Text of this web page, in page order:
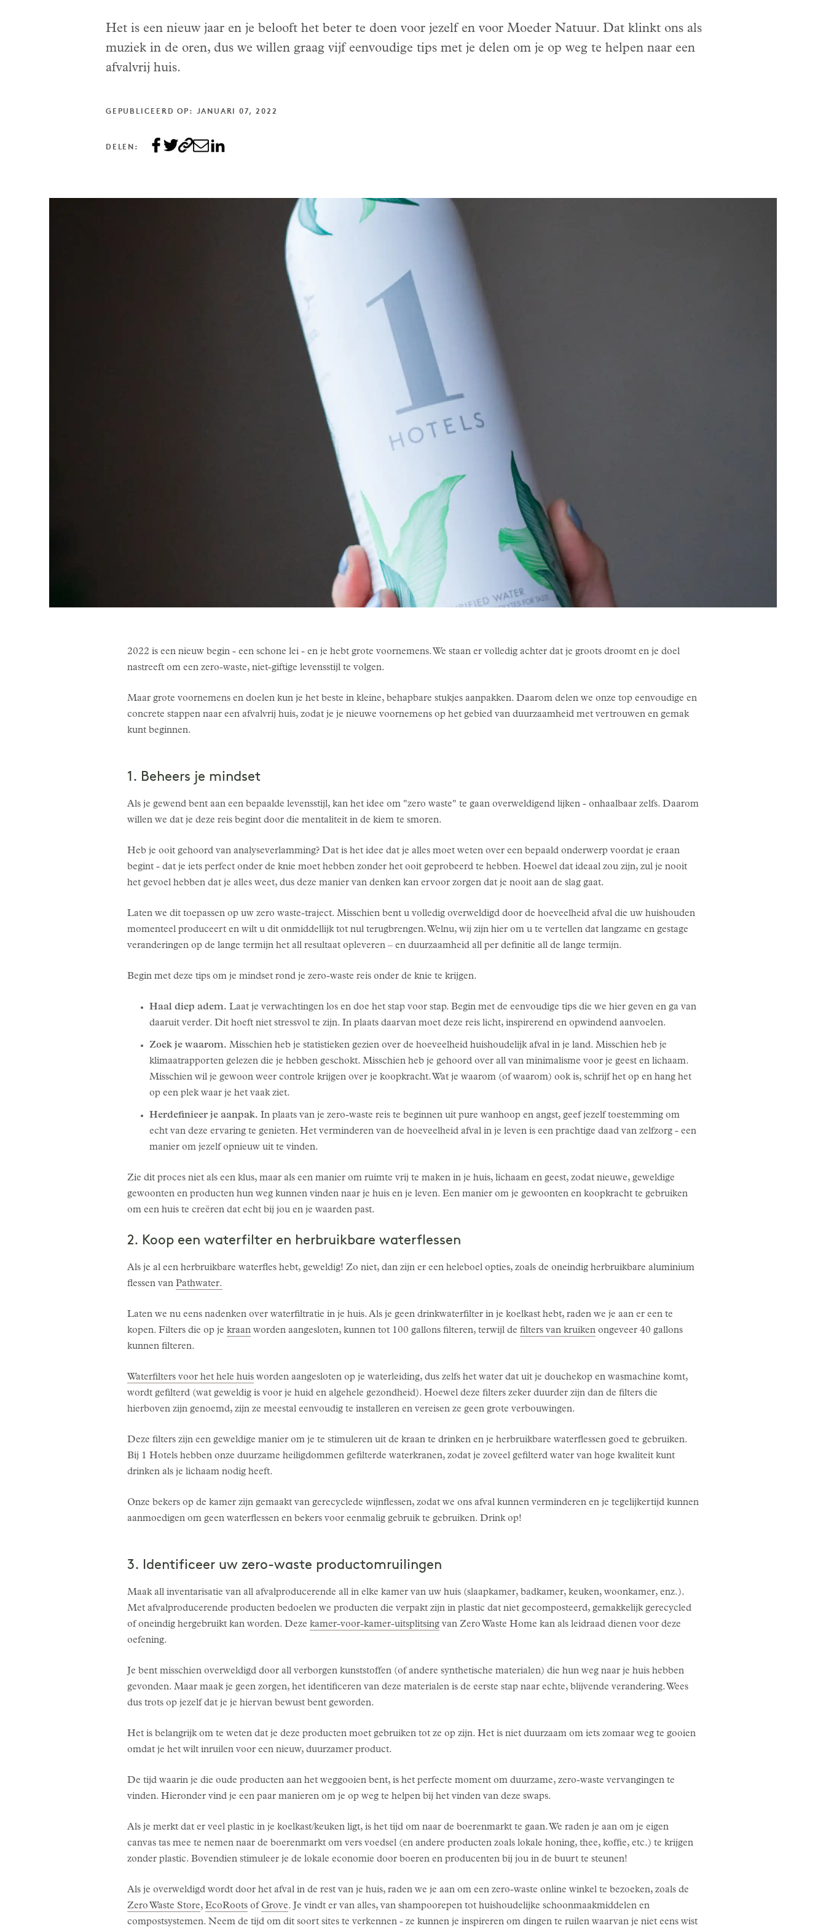
Het is een nieuw jaar en je belooft het beter te doen voor jezelf en voor Moeder Natuur. Dat klinkt ons als
muziek in de oren, dus we willen graag vijf eenvoudige tips met je delen om je op weg te helpen naar een
afvalvrij huis.
GEPUBLICEERD OP: JANUARI 07, 2022
DELEN:
2022 is een nieuw begin - een schone lei - en je hebt grote voornemens. We staan er volledig achter dat je groots droomt en je doel
nastreeft om een zero-waste, niet-giftige levensstijl te volgen.
Maar grote voornemens en doelen kun je het beste in kleine, behapbare stukjes aanpakken. Daarom delen we onze top eenvoudige en
concrete stappen naar een afvalvrij huis, zodat je je nieuwe voornemens op het gebied van duurzaamheid met vertrouwen en gemak
kunt beginnen.
1. Beheers je mindset
Als je gewend bent aan een bepaalde levensstijl, kan het idee om "zero waste" te gaan overweldigend lijken - onhaalbaar zelfs. Daarom
willen we dat je deze reis begint door die mentaliteit in de kiem te smoren.
Heb je ooit gehoord van analyseverlamming? Dat is het idee dat je alles moet weten over een bepaald onderwerp voordat je eraan
begint - dat je iets perfect onder de knie moet hebben zonder het ooit geprobeerd te hebben. Hoewel dat ideaal zou zijn, zul je nooit
het gevoel hebben dat je alles weet, dus deze manier van denken kan ervoor zorgen dat je nooit aan de slag gaat.
Laten we dit toepassen op uw zero waste-traject. Misschien bent u volledig overweldigd door de hoeveelheid afval die uw huishouden
momenteel produceert en wilt u dit onmiddellijk tot nul terugbrengen. Welnu, wij zijn hier om u te vertellen dat langzame en gestage
veranderingen op de lange termijn het all resultaat opleveren – en duurzaamheid all per definitie all de lange termijn.
Begin met deze tips om je mindset rond je zero-waste reis onder de knie te krijgen.
Haal diep adem. Laat je verwachtingen los en doe het stap voor stap. Begin met de eenvoudige tips die we hier geven en ga van
daaruit verder. Dit hoeft niet stressvol te zijn. In plaats daarvan moet deze reis licht, inspirerend en opwindend aanvoelen.
Zoek je waarom. Misschien heb je statistieken gezien over de hoeveelheid huishoudelijk afval in je land. Misschien heb je
klimaatrapporten gelezen die je hebben geschokt. Misschien heb je gehoord over all van minimalisme voor je geest en lichaam.
Misschien wil je gewoon weer controle krijgen over je koopkracht. Wat je waarom (of waarom) ook is, schrijf het op en hang het
op een plek waar je het vaak ziet.
Herdefinieer je aanpak. In plaats van je zero-waste reis te beginnen uit pure wanhoop en angst, geef jezelf toestemming om
echt van deze ervaring te genieten. Het verminderen van de hoeveelheid afval in je leven is een prachtige daad van zelfzorg - een
manier om jezelf opnieuw uit te vinden.
Zie dit proces niet als een klus, maar als een manier om ruimte vrij te maken in je huis, lichaam en geest, zodat nieuwe, geweldige
gewoonten en producten hun weg kunnen vinden naar je huis en je leven. Een manier om je gewoonten en koopkracht te gebruiken
om een huis te creëren dat echt bij jou en je waarden past.
2. Koop een waterfilter en herbruikbare waterflessen
Als je al een herbruikbare waterfles hebt, geweldig! Zo niet, dan zijn er een heleboel opties, zoals de oneindig herbruikbare aluminium
flessen van Pathwater.
Laten we nu eens nadenken over waterfiltratie in je huis. Als je geen drinkwaterfilter in je koelkast hebt, raden we je aan er een te
kopen. Filters die op je kraan worden aangesloten, kunnen tot 100 gallons filteren, terwijl de filters van kruiken ongeveer 40 gallons
kunnen filteren.
Waterfilters voor het hele huis worden aangesloten op je waterleiding, dus zelfs het water dat uit je douchekop en wasmachine komt,
wordt gefilterd (wat geweldig is voor je huid en algehele gezondheid). Hoewel deze filters zeker duurder zijn dan de filters die
hierboven zijn genoemd, zijn ze meestal eenvoudig te installeren en vereisen ze geen grote verbouwingen.
Deze filters zijn een geweldige manier om je te stimuleren uit de kraan te drinken en je herbruikbare waterflessen goed te gebruiken.
Bij 1 Hotels hebben onze duurzame heiligdommen gefilterde waterkranen, zodat je zoveel gefilterd water van hoge kwaliteit kunt
drinken als je lichaam nodig heeft.
Onze bekers op de kamer zijn gemaakt van gerecyclede wijnflessen, zodat we ons afval kunnen verminderen en je tegelijkertijd kunnen
aanmoedigen om geen waterflessen en bekers voor eenmalig gebruik te gebruiken. Drink op!
3. Identificeer uw zero-waste productomruilingen
Maak all inventarisatie van all afvalproducerende all in elke kamer van uw huis (slaapkamer, badkamer, keuken, woonkamer, enz.).
Met afvalproducerende producten bedoelen we producten die verpakt zijn in plastic dat niet gecomposteerd, gemakkelijk gerecycled
of oneindig hergebruikt kan worden. Deze kamer-voor-kamer-uitsplitsing van Zero Waste Home kan als leidraad dienen voor deze
oefening.
Je bent misschien overweldigd door all verborgen kunststoffen (of andere synthetische materialen) die hun weg naar je huis hebben
gevonden. Maar maak je geen zorgen, het identificeren van deze materialen is de eerste stap naar echte, blijvende verandering. Wees
dus trots op jezelf dat je je hiervan bewust bent geworden.
Het is belangrijk om te weten dat je deze producten moet gebruiken tot ze op zijn. Het is niet duurzaam om iets zomaar weg te gooien
omdat je het wilt inruilen voor een nieuw, duurzamer product.
De tijd waarin je die oude producten aan het weggooien bent, is het perfecte moment om duurzame, zero-waste vervangingen te
vinden. Hieronder vind je een paar manieren om je op weg te helpen bij het vinden van deze swaps.
Als je merkt dat er veel plastic in je koelkast/keuken ligt, is het tijd om naar de boerenmarkt te gaan. We raden je aan om je eigen
canvas tas mee te nemen naar de boerenmarkt om vers voedsel (en andere producten zoals lokale honing, thee, koffie, etc.) te krijgen
zonder plastic. Bovendien stimuleer je de lokale economie door boeren en producenten bij jou in de buurt te steunen!
Als je overweldigd wordt door het afval in de rest van je huis, raden we je aan om een zero-waste online winkel te bezoeken, zoals de
Zero Waste Store, EcoRoots of Grove. Je vindt er van alles, van shampoorepen tot huishoudelijke schoonmaakmiddelen en
compostsystemen. Neem de tijd om dit soort sites te verkennen - ze kunnen je inspireren om dingen te ruilen waarvan je niet eens wist